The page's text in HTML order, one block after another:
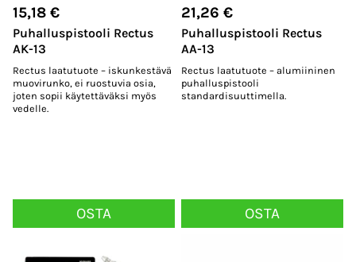
15,18 €
Puhalluspistooli Rectus
AK-13
Rectus laatutuote – iskunkestävä
muovirunko, ei ruostuvia osia,
joten sopii käytettäväksi myös
vedelle.
OSTA
21,26 €
Puhalluspistooli Rectus
AA-13
Rectus laatutuote – alumiininen
puhalluspistooli
standardisuuttimella.
OSTA